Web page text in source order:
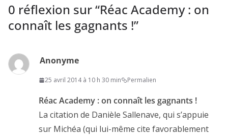
0 réflexion sur “Réac Academy : on
connaît les gagnants !”
Anonyme
25 avril 2014 à 10 h 30 min Permalien
Réac Academy : on connaît les gagnants !
La citation de Danièle Sallenave, qui s’appuie
sur Michéa (qui lui-même cite favorablement